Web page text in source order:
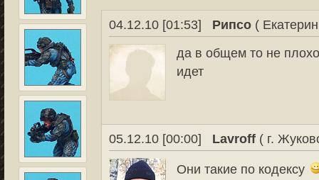
04.12.10 [01:53] Рипсо (
да в общем то не
идет
05.12.10 [00:00] Lavroff ( г.
Они такие по кодексу